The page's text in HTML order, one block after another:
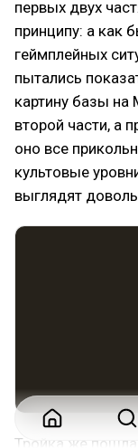
первых двух
принципу: а как
геймплейных
пытались
картину базы на
второй части, а
оно все
культовые
выглядят
Тройка же пошла